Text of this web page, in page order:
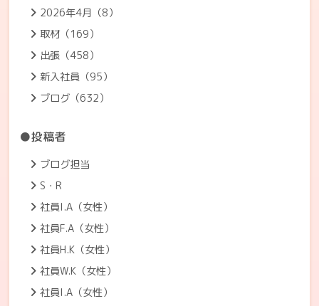
2026年4月（8）
取材（169）
出張（458）
新入社員（95）
ブログ（632）
●投稿者
ブログ担当
S・R
社員I.A（女性）
社員F.A（女性）
社員H.K（女性）
社員W.K（女性）
社員I.A（女性）